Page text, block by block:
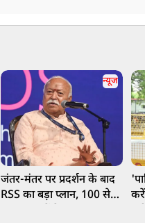
न्यूज
जंतर-मंतर पर प्रदर्शन के बाद
RSS का बड़ा प्लान, 100 से